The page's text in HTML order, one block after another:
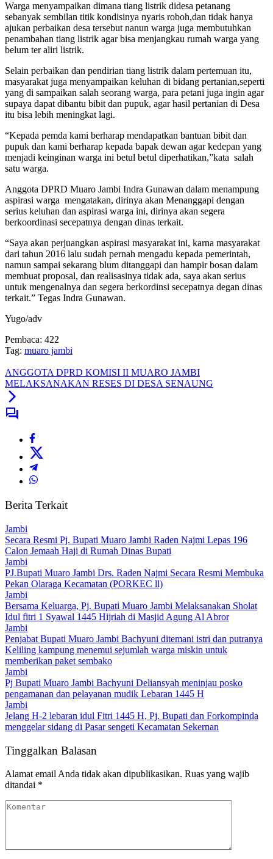
Warga menyampaikan dimana tiang listrik didesa petanang
sebanyak sembilan titik kondisinya nyaris roboh,dan tidak hanya
ajukan perbaikan desa tersebut nanun warga juga membutuhkan
penambahan tiang listrik agar bisa menjangkau rumah warga yang
belum ter aliri listrik.
Selain perbaikan dan pendirian tiang listrik dalam pertemuan itu,
masyarakat juga menyampaikan keluhan di bidang pertanian,seperti
yang di sampaikan salah seorang warga, para petani juga ingin agar
supaya dapat dibantu bibit dan pupuk, agar hasil pertanian di Desa
itu bisa lebih meningkat lagi.
“Kepada pemda kami berharap mendapatkan bantuan bibit dan
pupuk dan kami berharap kepada bapak dewan agar kedepan yang
menjadi keinginan warga ini betul betul diperhatikan,”kata salah
satu warga.
Anggota DPRD Muaro Jambi Indra Gunawan dalam menampung
aspirasi warga mengatakan, dirinya akan Menanggapi dengan
serius keluhan dan aspirasi warga ini, dirinya akan segera
berkoordinasi secepatnya dengan dinas terkait.
“Saya akan perjuangkan aspirasi masyarakat ini, karna masyarakat
dari tahun 2016 lalu sudah pernah mengadu kepada pemerintah,
namun sampai sekarang blum ditanggapi dan hampir bosan dalam
membuat proposal, dan realisasinya tidak ada, saya akan serius
untuk mengenalnya dan segera berkordinsi secepatnya degan dinas
terkait.” Tegas Indra Gunawan.
Yugo/adv
Pembaca: 422
Tag: muaro jambi
ANGGOTA DPRD KOMISI II MUARO JAMBI
MELAKSANAKAN RESES DI DESA SENAUNG
Berita Terkait
Jambi
Secara Resmi Pj. Bupati Muaro Jambi Raden Najmi Lepas 196
Calon Jemaah Haji di Rumah Dinas Bupati
Jambi
PJ.Bupati Muaro Jambi Drs. Raden Najmi Secara Resmi Membuka
Pekan Olaraga Kecamatan (PORKEC ll)
Jambi
Bersama Keluarga, Pj. Bupati Muaro Jambi Melaksanakan Sholat
Idul fitri 1 Syawal 1445 Hijriah di Masjid Agung Al Abror
Jambi
Penjabat Bupati Muaro Jambi Bachyuni ditemani istri dan putranya
Keliling kampung menemui sejumlah warga miskin untuk
memberikan paket sembako
Jambi
Pj Bupati Muaro Jambi Bachyuni Deliansyah meninjau posko
pengamanan dan pelayanan mudik Lebaran 1445 H
Jambi
Jelang H-2 lebaran idul Fitri 1445 H, Pj. Bupati dan Forkompinda
menggelar sidang di Pasar sengeti Kecamatan Sekernan
Tinggalkan Balasan
Alamat email Anda tidak akan dipublikasikan. Ruas yang wajib
ditandai *